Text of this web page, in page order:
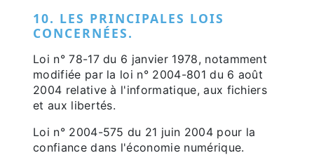
10. LES PRINCIPALES LOIS
CONCERNÉES.
Loi n° 78-17 du 6 janvier 1978, notamment
modifiée par la loi n° 2004-801 du 6 août
2004 relative à l'informatique, aux fichiers
et aux libertés.
Loi n° 2004-575 du 21 juin 2004 pour la
confiance dans l'économie numérique.